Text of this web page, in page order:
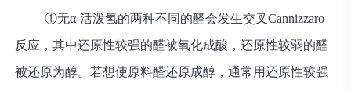
①无α-活泼氢的两种不同的醛会发生交叉Cannizzaro
反应，其中还原性较强的醛被氧化成酸，还原性较弱的醛
被还原为醇。若想使原料醛还原成醇，通常用还原性较强